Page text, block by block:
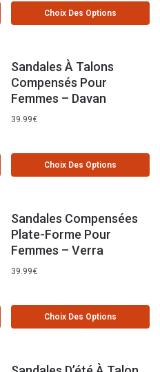
Choix Des Options
Sandales À Talons
Compensés Pour
Femmes – Davan
39.99€
Choix Des Options
Sandales Compensées
Plate-Forme Pour
Femmes – Verra
39.99€
Choix Des Options